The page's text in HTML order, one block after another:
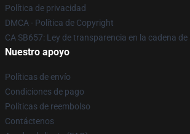
Política de privacidad
DMCA - Política de Copyright
CA SB657: Ley de transparencia en la cadena
Nuestro apoyo
Políticas de envío
Condiciones de pago
Políticas de reembolso
Contáctenos